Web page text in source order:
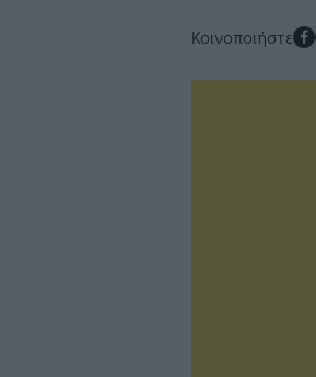
Κοινοποιήστε